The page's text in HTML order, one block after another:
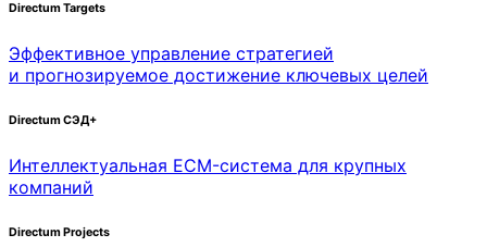
Directum Targets
Эффективное управление стратегией
и прогнозируемое достижение ключевых целей
Directum СЭД+
Интеллектуальная ECM-система для крупных
компаний
Directum Projects